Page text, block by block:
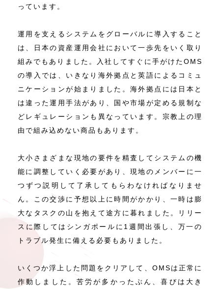
っています。
運用を支えるシステムをグローバルに導入すること
は、日本の資産運用会社において一歩先をいく取り
組みでもありました。入社してすぐに手がけたOMS
の導入では、いきなり海外拠点と英語によるコミュ
ニケーションが始まりました。海外拠点には日本と
は違った運用手法があり、国や市場が定める規制な
どレギュレーションも異なっています。宗教上の理
由で組み込めない商品もあります。
大小さまざまな現地の要件を精査してシステムの機
能に調整していく必要があり、現地のメンバーに一
つずつ説明して了承してもらわなければなりませ
ん。この交渉に予想以上に時間がかかり、一時は膨
大なタスクの山を抱えて途方に暮れました。リリー
スに際してはシンガポールに1週間出張し、万一の
トラブル発生に備える必要もありました。
いくつか浮上した問題をクリアして、OMSは正常に
作動しました。苦労が多かったぶん、喜びは大き